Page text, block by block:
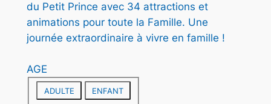
e
d
du Petit Prince avec 34 attractions et
animations pour toute la Famille. Une
journée extraordinaire à vivre en famille !
AGE
ADULTE ENFANT